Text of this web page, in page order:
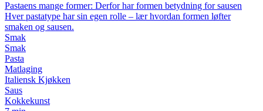
Pastaens mange former: Derfor har formen betydning for sausen
Hver pastatype har sin egen rolle – lær hvordan formen løfter
smaken og sausen.
Smak
Smak
Pasta
Matlaging
Italiensk Kjøkken
Saus
Kokkekunst